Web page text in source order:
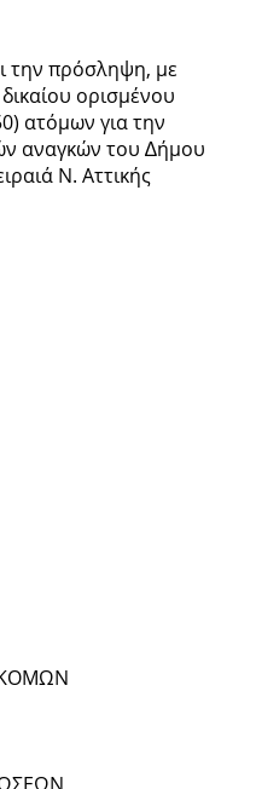
την πρόσληψη, µε
ορισµένου
ατόµων για την
αναγκών του ∆ήµου
Ν. Αττικής